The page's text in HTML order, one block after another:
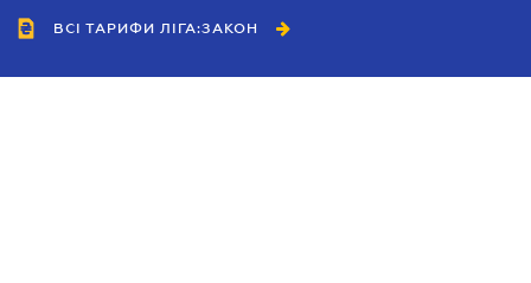
ВСІ ТАРИФИ ЛІГА:ЗАКОН